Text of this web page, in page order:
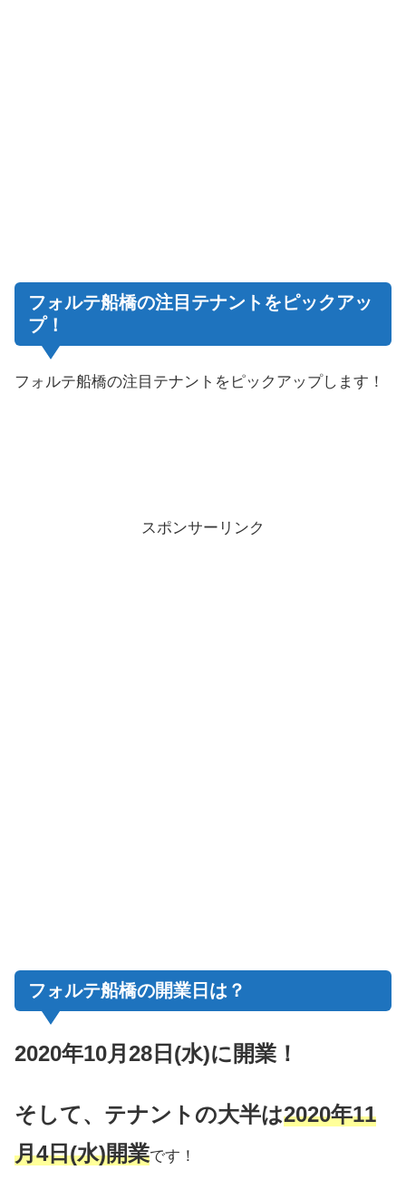
フォルテ船橋の注目テナントをピックアッ
プ！
フォルテ船橋の注目テナントをピックアップします！
スポンサーリンク
フォルテ船橋の開業日は？
2020年10月28日(水)に開業！
そして、テナントの大半は2020年11
月4日(水)開業です！